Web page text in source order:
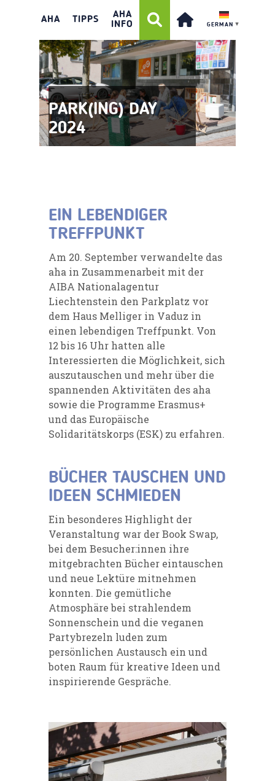
AHA TIPPS
AHA
INFO
GERMAN ▼
PARK(ING) DAY
2024
EIN LEBENDIGER
TREFFPUNKT
Am 20. September verwandelte das
aha in Zusammenarbeit mit der
AIBA Nationalagentur
Liechtenstein den Parkplatz vor
dem Haus Melliger in Vaduz in
einen lebendigen Treffpunkt. Von
12 bis 16 Uhr hatten alle
Interessierten die Möglichkeit, sich
auszutauschen und mehr über die
spannenden Aktivitäten des aha
sowie die Programme Erasmus+
und das Europäische
Solidaritätskorps (ESK) zu erfahren.
BÜCHER TAUSCHEN UND
IDEEN SCHMIEDEN
Ein besonderes Highlight der
Veranstaltung war der Book Swap,
bei dem Besucher:innen ihre
mitgebrachten Bücher eintauschen
und neue Lektüre mitnehmen
konnten. Die gemütliche
Atmosphäre bei strahlendem
Sonnenschein und die veganen
Partybrezeln luden zum
persönlichen Austausch ein und
boten Raum für kreative Ideen und
inspirierende Gespräche.